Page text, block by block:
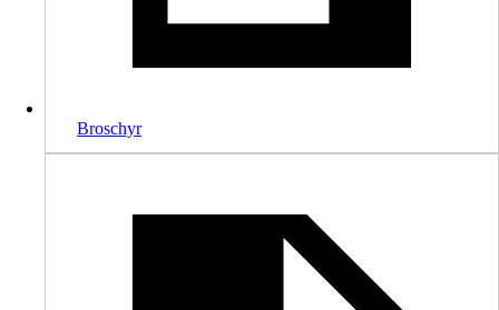
Broschyr